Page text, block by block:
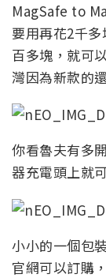
MagSafe to
要用再花2千
百多塊，就可
灣因為新款的
你看魯夫有多
器充電頭上就
小小的一個包
官網可以訂購